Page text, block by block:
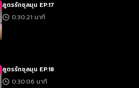
สูตรรักชุลมุน EP.17
0:30:21 นาที
สูตรรักชุลมุน EP.18
0:30:06 นาที